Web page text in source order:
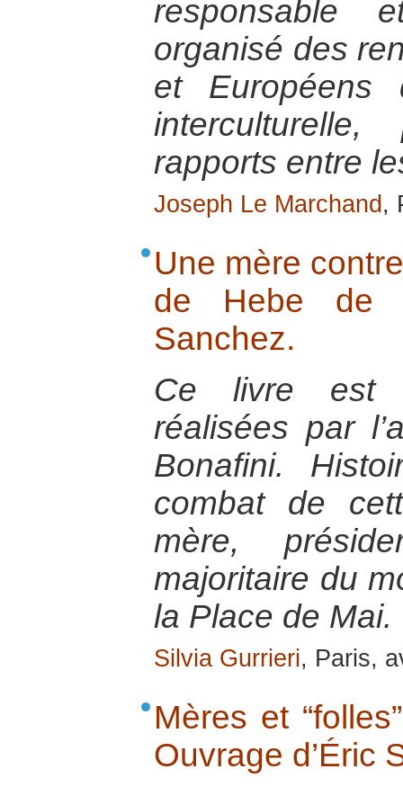
responsable
organisé des
et Européens
rapports entre
Joseph Le Marchand ,
Une mère
de Hebe de
Sanchez.
Ce livre est
réalisées par
Bonafini.
combat de
mère,
majoritaire du
la Place de Mai.
Silvia Gurrieri, Paris,
Mères et
Ouvrage d’Éric